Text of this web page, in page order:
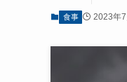
食事 2023年7